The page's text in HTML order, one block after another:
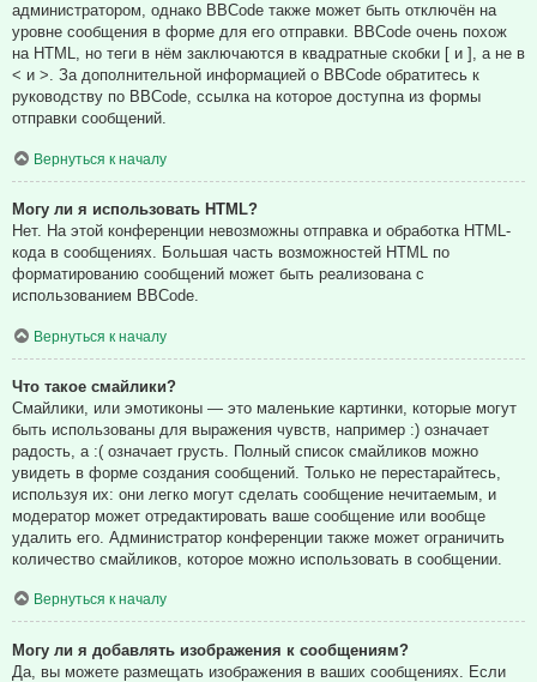
администратором, однако BBCode также может быть отключён на
уровне сообщения в форме для его отправки. BBCode очень похож
на HTML, но теги в нём заключаются в квадратные скобки [ и ], а не в
< и >. За дополнительной информацией о BBCode обратитесь к
руководству по BBCode, ссылка на которое доступна из формы
отправки сообщений.
Вернуться к началу
Могу ли я использовать HTML?
Нет. На этой конференции невозможны отправка и обработка HTML-
кода в сообщениях. Большая часть возможностей HTML по
форматированию сообщений может быть реализована с
использованием BBCode.
Вернуться к началу
Что такое смайлики?
Смайлики, или эмотиконы — это маленькие картинки, которые могут
быть использованы для выражения чувств, например :) означает
радость, а :( означает грусть. Полный список смайликов можно
увидеть в форме создания сообщений. Только не перестарайтесь,
используя их: они легко могут сделать сообщение нечитаемым, и
модератор может отредактировать ваше сообщение или вообще
удалить его. Администратор конференции также может ограничить
количество смайликов, которое можно использовать в сообщении.
Вернуться к началу
Могу ли я добавлять изображения к сообщениям?
Да, вы можете размещать изображения в ваших сообщениях. Если